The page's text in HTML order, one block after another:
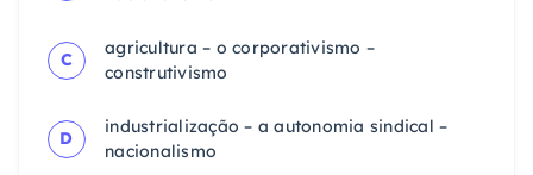
C
agricultura – o corporativismo –
construtivismo
D
industrialização – a autonomia sindical –
nacionalismo